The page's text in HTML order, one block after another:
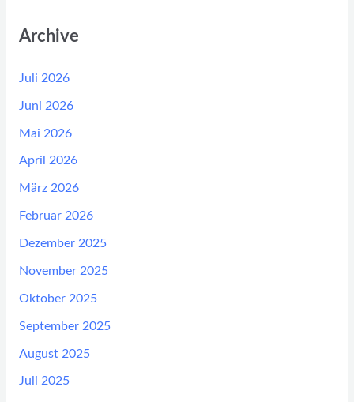
Archive
Juli 2026
Juni 2026
Mai 2026
April 2026
März 2026
Februar 2026
Dezember 2025
November 2025
Oktober 2025
September 2025
August 2025
Juli 2025